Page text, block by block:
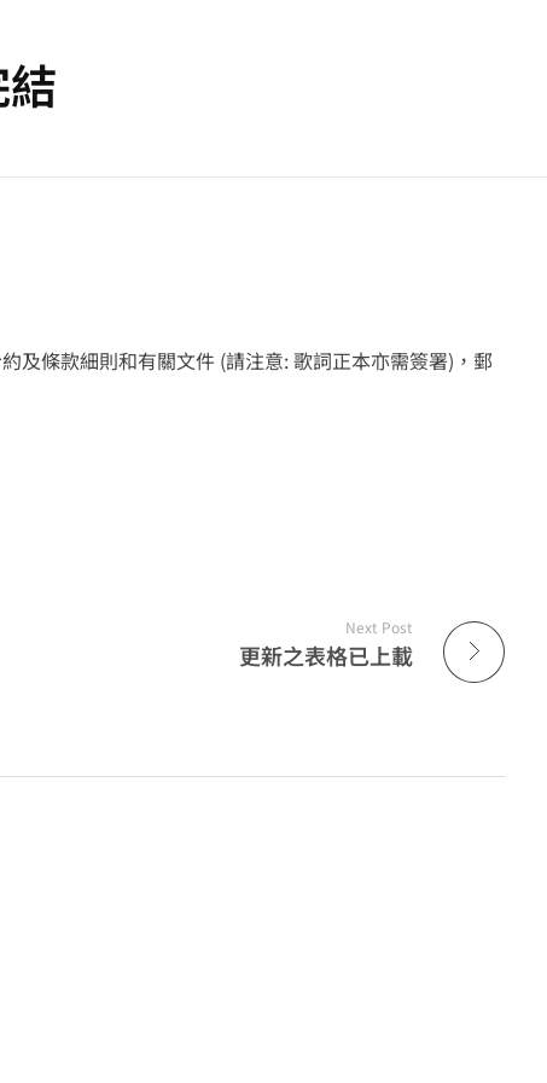
及條款細則和有關文件 (請注意: 歌詞正本亦需簽署)，郵
Next Post
更新之表格已上載